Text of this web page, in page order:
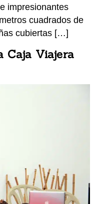
impresionantes
cuadrados de
cubiertas […]
Caja Viajera